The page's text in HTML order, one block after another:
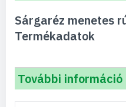
Sárgaréz menetes
Termékadatok
További információ